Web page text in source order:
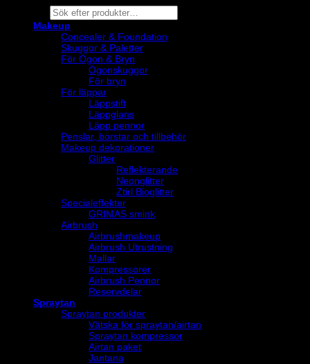
Products
search
Makeup
Concealer & Foundation
Skuggor & Paletter
För Ögon & Bryn
Ögonskuggor
För bryn
För läppar
Läppstift
Läppglans
Läpp pennor
Penslar, borstar och tillbehör
Makeup dekorationer
Glitter
Reflekterande
Neonglitter
Ztirl Bioglitter
Specialeffekter
GRIMAS smink
Airbrush
Airbrushmakeup
Airbrush Utrustning
Mallar
Kompressorer
Airbrush Pennor
Reservdelar
Spraytan
Spraytan produkter
Vätska för spraytan/airtan
Spraytan kompressor
Airtan paket
Jantana